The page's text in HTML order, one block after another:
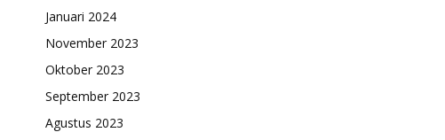
Januari 2024
November 2023
Oktober 2023
September 2023
Agustus 2023